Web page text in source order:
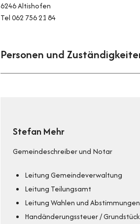
6246 Altishofen
Tel 062 756 21 84
Personen und
Stefan Mehr
Gemeindeschreiber und Notar
Leitung Gemeindeverwaltung
Leitung Teilungsamt
Leitung Wahlen und Abstimmungen
Handänderungssteuer /